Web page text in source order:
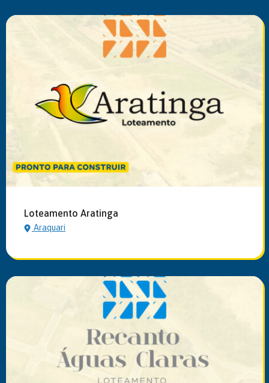
Loteamento Aratinga
Araquari